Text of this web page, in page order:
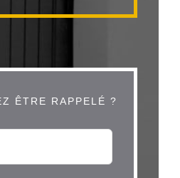
ÊTRE RAPPELÉ ?